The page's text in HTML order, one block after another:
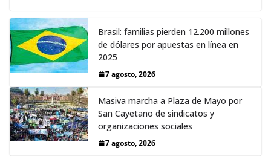
Brasil: familias pierden 12.200 millones
de dólares por apuestas en línea en
2025
7 agosto, 2026
Masiva marcha a Plaza de Mayo por
San Cayetano de sindicatos y
organizaciones sociales
7 agosto, 2026